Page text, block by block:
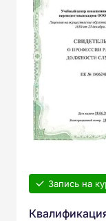
Запись на